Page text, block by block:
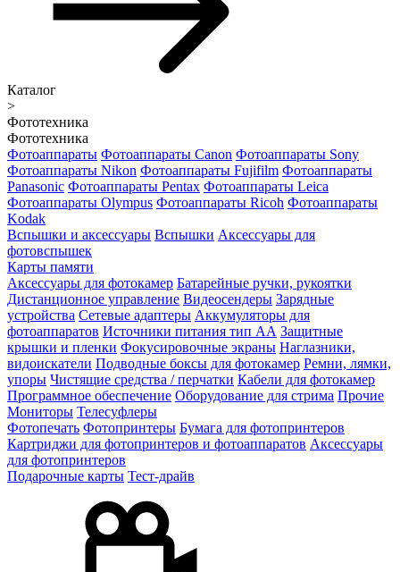
Каталог
>
Фототехника
Фототехника
Фотоаппараты Фотоаппараты Canon Фотоаппараты Sony
Фотоаппараты Nikon Фотоаппараты Fujifilm Фотоаппараты
Panasonic Фотоаппараты Pentax Фотоаппараты Leica
Фотоаппараты Olympus Фотоаппараты Ricoh Фотоаппараты
Kodak
Вспышки и аксессуары Вспышки Аксессуары для
фотовспышек
Карты памяти
Аксессуары для фотокамер Батарейные ручки, рукоятки
Дистанционное управление Видеосендеры Зарядные
устройства Сетевые адаптеры Аккумуляторы для
фотоаппаратов Источники питания тип АА Защитные
крышки и пленки Фокусировочные экраны Наглазники,
видоискатели Подводные боксы для фотокамер Ремни, лямки,
упоры Чистящие средства / перчатки Кабели для фотокамер
Программное обеспечение Оборудование для стрима Прочие
Мониторы Телесуфлеры
Фотопечать Фотопринтеры Бумага для фотопринтеров
Картриджи для фотопринтеров и фотоаппаратов Аксессуары
для фотопринтеров
Подарочные карты Тест-драйв